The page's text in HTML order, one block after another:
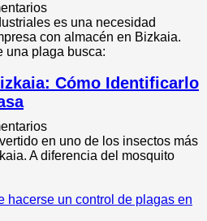
es una necesidad
con almacén en Bizkaia.
una plaga busca:
Cómo Identificarlo
en uno de los insectos más
A diferencia del mosquito